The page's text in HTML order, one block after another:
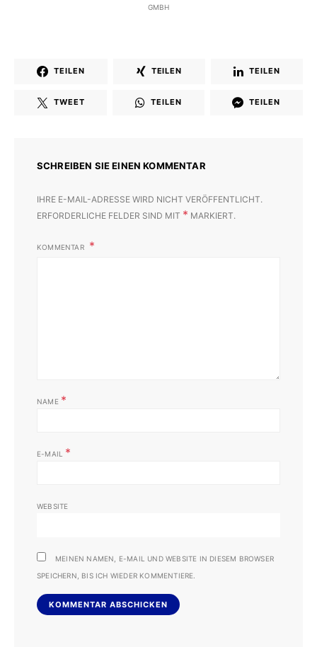
GMBH
TEILEN TEILEN TEILEN
TWEET TEILEN TEILEN
SCHREIBEN SIE EINEN KOMMENTAR
IHRE E-MAIL-ADRESSE WIRD NICHT VERÖFFENTLICHT.
ERFORDERLICHE FELDER SIND MIT * MARKIERT.
KOMMENTAR
NAME *
E-MAIL *
WEBSITE
MEINEN NAMEN, E-MAIL UND WEBSITE IN DIESEM BROWSER
SPEICHERN, BIS ICH WIEDER KOMMENTIERE.